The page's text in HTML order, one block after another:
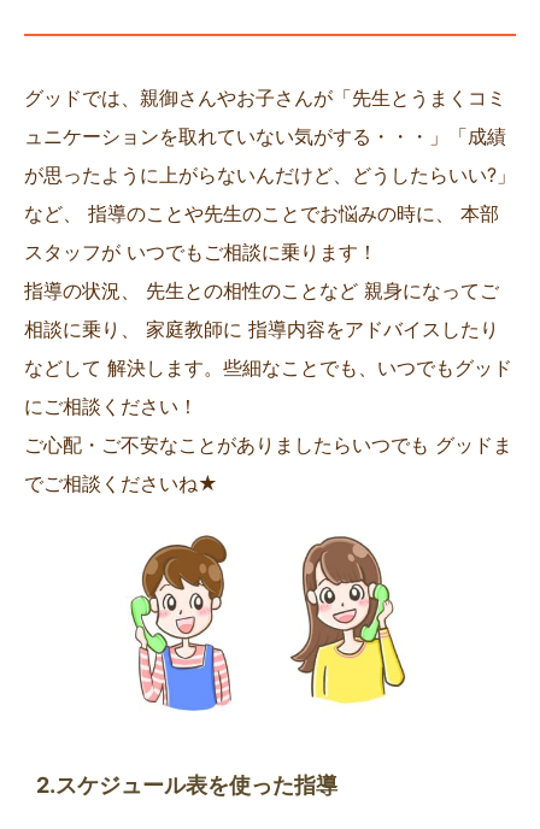
グッドでは、親御さんやお子さんが「先生とうまくコミ
ュニケーションを取れていない気がする・・・」「成績
が思ったように上がらないんだけど、どうしたらいい?」
など、 指導のことや先生のことでお悩みの時に、 本部
スタッフが いつでもご相談に乗ります！
指導の状況、 先生との相性のことなど 親身になってご
相談に乗り、 家庭教師に 指導内容をアドバイスしたり
などして 解決します。些細なことでも、いつでもグッド
にご相談ください！
ご心配・ご不安なことがありましたらいつでも グッドま
でご相談くださいね★
2.スケジュール表を使った指導